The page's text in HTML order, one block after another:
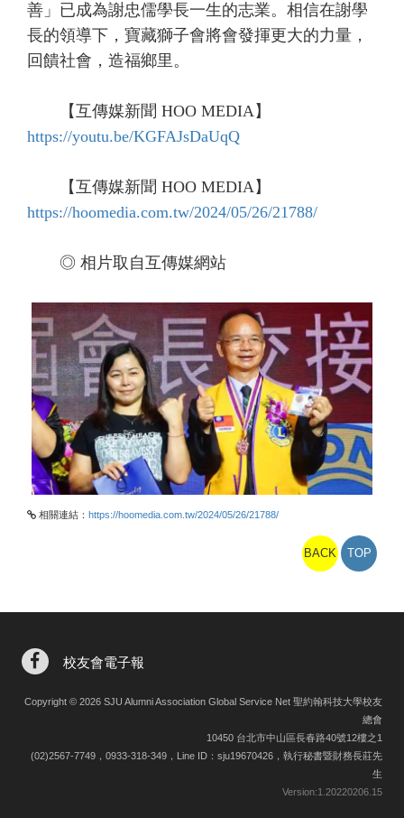
善」已成為謝忠儒學長一生的志業。相信在謝學
長的領導下，寶藏獅子會將會發揮更大的力量，
回饋社會，造福鄉里。
【互傳媒新聞 HOO MEDIA】
https://youtu.be/KGFAJsDaUqQ
【互傳媒新聞 HOO MEDIA】
https://hoomedia.com.tw/2024/05/26/21788/
◎ 相片取自互傳媒網站
相關連結： https://hoomedia.com.tw/2024/05/26/21788/
BACK TOP
校友會電子報
Copyright © 2026 SJU Alumni Association Global Service Net 聖約翰科技大學校友
總會
10450 台北市中山區長春路40號12樓之1
(02)2567-7749，0933-318-349，Line ID：sju19670426，執行秘書暨財務長莊先
生
Version:1.20220206.15